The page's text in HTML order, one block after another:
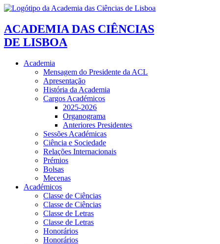
ACADEMIA DAS CIÊNCIAS
DE LISBOA
Academia
Mensagem do Presidente da ACL
Apresentação
História da Academia
Cargos Académicos
2025-2026
Organograma
Anteriores Presidentes
Sessões Académicas
Ciência e Sociedade
Relações Internacionais
Prémios
Bolsas
Mecenas
Académicos
Classe de Ciências
Classe de Ciências
Classe de Letras
Classe de Letras
Honorários
Honorários